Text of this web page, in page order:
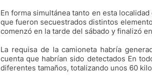
En forma simultánea tanto en esta
que fueron secuestrados distintos
comenzó en la tarde del sábado y finalizó
La requisa de la camioneta habría
cuenta que habrían sido detectados En
diferentes tamaños, totalizando unos 60